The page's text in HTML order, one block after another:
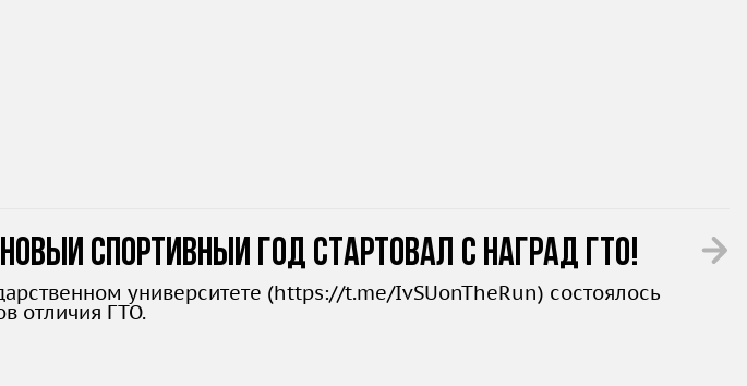
спортивный год стартовал с наград ГТО!
университете (https://t.me/IvSUonTheRun) состоялось
отличия ГТО.